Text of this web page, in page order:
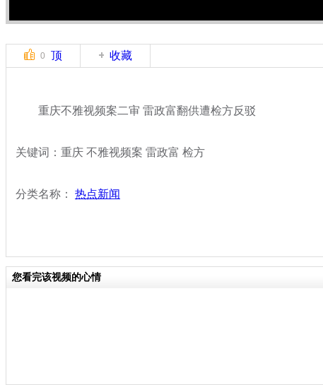
0 顶 收藏
重庆不雅视频案二审 雷政富翻供遭检方反驳
关键词：重庆 不雅视频案 雷政富 检方
分类名称： 热点新闻
您看完该视频的心情